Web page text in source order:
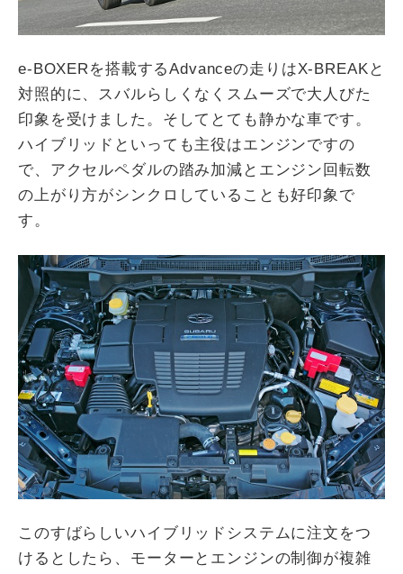
e-BOXERを搭載するAdvanceの走りはX-BREAKと
対照的に、スバルらしくなくスムーズで大人びた
印象を受けました。そしてとても静かな車です。
ハイブリッドといっても主役はエンジンですの
で、アクセルペダルの踏み加減とエンジン回転数
の上がり方がシンクロしていることも好印象で
す。
このすばらしいハイブリッドシステムに注文をつ
けるとしたら、モーターとエンジンの制御が複雑